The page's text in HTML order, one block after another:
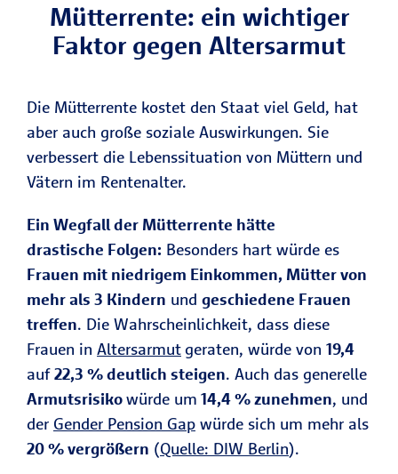
Mütterrente: ein wichtiger
Faktor gegen Altersarmut
Die Mütterrente kostet den Staat viel Geld, hat
aber auch große soziale Auswirkungen. Sie
verbessert die Lebenssituation von Müttern und
Vätern im Rentenalter.
Ein Wegfall der Mütterrente hätte
drastische Folgen: Besonders hart würde es
Frauen mit niedrigem Einkommen, Mütter von
mehr als 3 Kindern und geschiedene Frauen
treffen. Die Wahrscheinlichkeit, dass diese
Frauen in Altersarmutgeraten, würde von 19,4
auf22,3 % deutlich steigen. Auch das generelle
Armutsrisikowürde um 14,4 % zunehmen, und
der Gender Pension Gap würde sich um mehr als
20 % vergrößern (Quelle: DIW Berlin).